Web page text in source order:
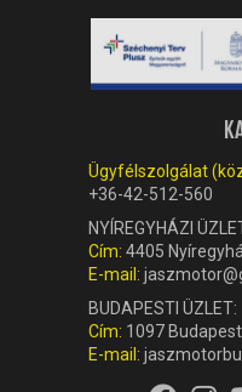
Ügyfélszolgálat
+36-42-512-560
NYÍREGYHÁZI
Cím: 4405
E-mail:
BUDAPESTI ÜZLET:
Cím: 1097
E-mail: